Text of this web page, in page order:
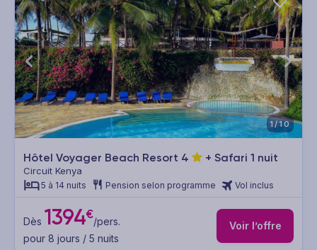
1/10
Hôtel Voyager Beach Resort 4 + Safari 1 nuit
Circuit Kenya
5 à 14 nuits Pension selon programme Vol inclus
Dès 1394€/pers.
pour 8 jours / 5 nuits
Voir l’offre